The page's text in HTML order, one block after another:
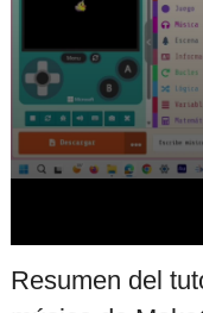
Resumen del